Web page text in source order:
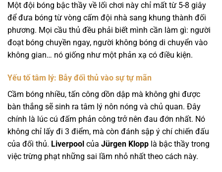
Một đội bóng bậc thầy về lối chơi này chỉ mất từ 5-8 giây
để đưa bóng từ vòng cấm đội nhà sang khung thành đối
phương. Mọi cầu thủ đều phải biết mình cần làm gì: người
đoạt bóng chuyền ngay, người không bóng di chuyển vào
không gian… nó giống như một phản xạ có điều kiện.
Yếu tố tâm lý: Bẫy đối thủ vào sự tự mãn
Cầm bóng nhiều, tấn công dồn dập mà không ghi được
bàn thắng sẽ sinh ra tâm lý nôn nóng và chủ quan. Đây
chính là lúc cú đấm phản công trở nên đau đớn nhất. Nó
không chỉ lấy đi 3 điểm, mà còn đánh sập ý chí chiến đấu
của đối thủ. Liverpool của Jürgen Klopp là bậc thầy trong
việc trừng phạt những sai lầm nhỏ nhất theo cách này.